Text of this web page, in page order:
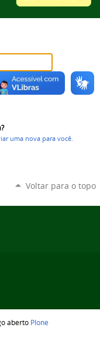
uma nova para você
Voltar para o topo
aberto Plone